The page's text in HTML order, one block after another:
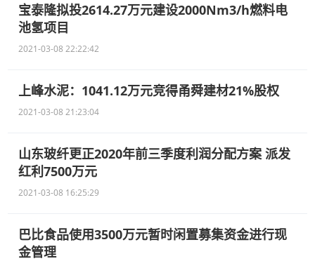
宝泰隆拟投2614.27万元建设2000Nm3/h燃料电
池氢项目
2021-03-08 22:22:42
上峰水泥：1041.12万元竞得甬舜建材21%股权
2021-03-08 21:23:04
山东玻纤更正2020年前三季度利润分配方案 派发
红利7500万元
2021-03-08 16:25:29
巴比食品使用3500万元暂时闲置募集资金进行现
金管理